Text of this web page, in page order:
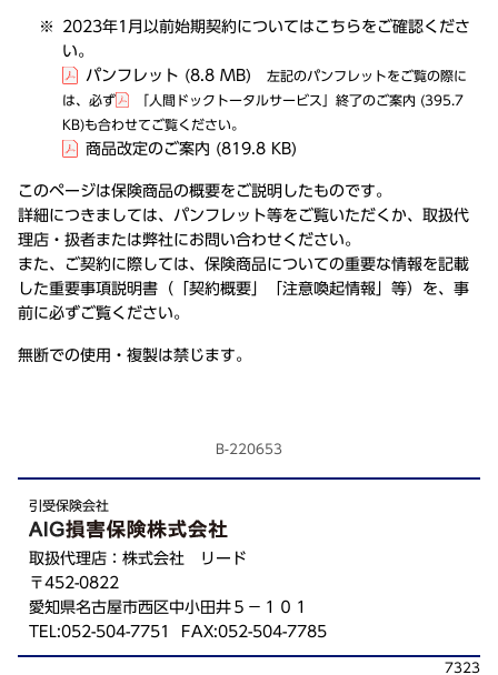
2023年1月以前始期契約についてはこちらをご確認くださ
い。
パンフレット (8.8 MB)
左記のパンフレットをご覧の際に
は、必ず
「人間ドックトータルサービス」終了のご案内 (395.7
KB)も合わせてご覧ください。
商品改定のご案内 (819.8 KB)
このページは保険商品の概要をご説明したものです。
詳細につきましては、パンフレット等をご覧いただくか、取扱代
理店・扱者または弊社にお問い合わせください。
また、ご契約に際しては、保険商品についての重要な情報を記載
した重要事項説明書（「契約概要」「注意喚起情報」等）を、事
前に必ずご覧ください。
無断での使用・複製は禁じます。
B-220653
引受保険会社
取扱代理店：株式会社 リード
〒452-0822
愛知県名古屋市西区中小田井５－１０１
TEL:052-504-7751 FAX:052-504-7785
7323